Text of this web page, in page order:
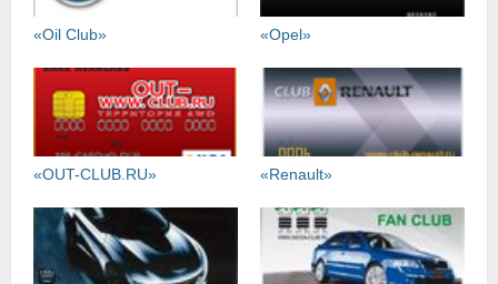
«Oil Club» «Opel»
«OUT-CLUB.RU» «Renault»